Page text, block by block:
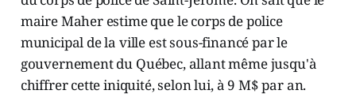
maire Maher estime que le corps de police
municipal de la ville est sous-financé par le
gouvernement du Québec, allant même jusqu'à
chiffrer cette iniquité, selon lui, à 9 M$ par an.